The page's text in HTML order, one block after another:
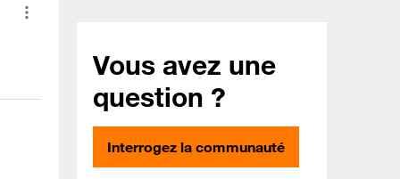
Vous avez une
question ?
Interrogez la communauté